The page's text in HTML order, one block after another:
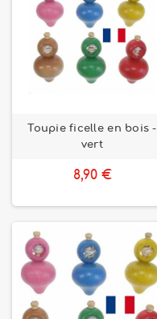
Toupie ficelle en bois -
vert
8,90 €